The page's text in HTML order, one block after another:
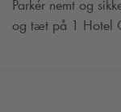
Parkér nemt og
og tæt på 1 Hotel